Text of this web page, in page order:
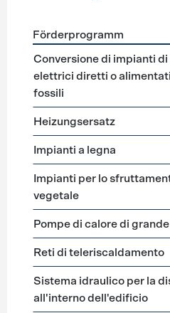
Förderprogramme Heizung
Förderprogramm
Conversione di impianti
elettrici diretti o
fossili
Heizungsersatz
Impianti a legna
Impianti per lo
vegetale
Pompe di calore di
Reti di teleriscaldamento
Sistema idraulico per la
all'interno dell'edificio